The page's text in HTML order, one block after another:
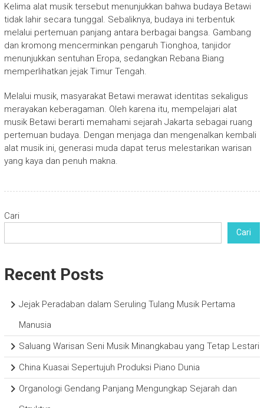
Kelima alat musik tersebut menunjukkan bahwa budaya Betawi
tidak lahir secara tunggal. Sebaliknya, budaya ini terbentuk
melalui pertemuan panjang antara berbagai bangsa. Gambang
dan kromong mencerminkan pengaruh Tionghoa, tanjidor
menunjukkan sentuhan Eropa, sedangkan Rebana Biang
memperlihatkan jejak Timur Tengah.
Melalui musik, masyarakat Betawi merawat identitas sekaligus
merayakan keberagaman. Oleh karena itu, mempelajari alat
musik Betawi berarti memahami sejarah Jakarta sebagai ruang
pertemuan budaya. Dengan menjaga dan mengenalkan kembali
alat musik ini, generasi muda dapat terus melestarikan warisan
yang kaya dan penuh makna.
Cari
Cari
Recent Posts
Jejak Peradaban dalam Seruling Tulang Musik Pertama
Manusia
Saluang Warisan Seni Musik Minangkabau yang Tetap Lestari
China Kuasai Sepertujuh Produksi Piano Dunia
Organologi Gendang Panjang Mengungkap Sejarah dan